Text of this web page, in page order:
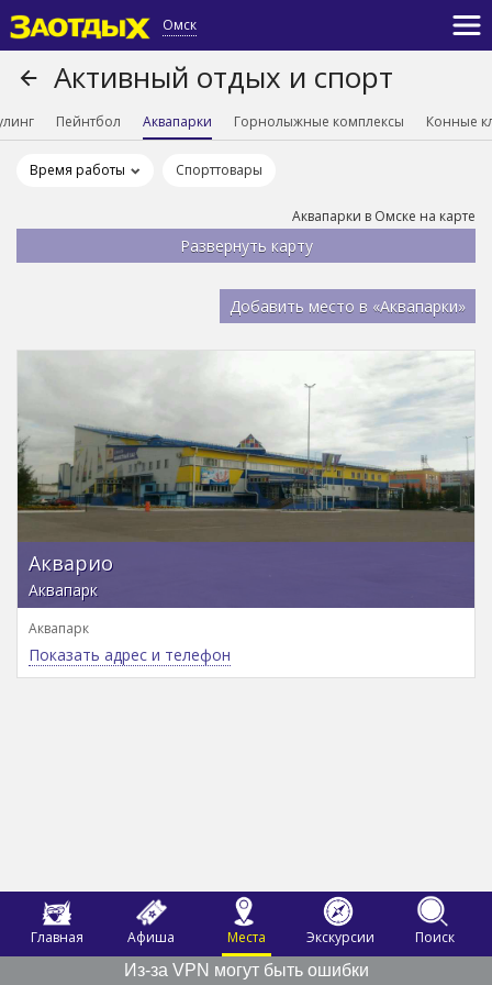
Омск
Главная Афиша Места Экскурсии
Поиск
Из-за VPN могут быть ошибки
Активный отдых и спорт
Пейнтбол Аквапарки Горнолыжные комплексы Конные
Время работы Спорттовары
Аквапарки в Омске на карте
Добавить место в «Аквапарки»
Акварио
Аквапарк
Аквапарк
Показать адрес и телефон